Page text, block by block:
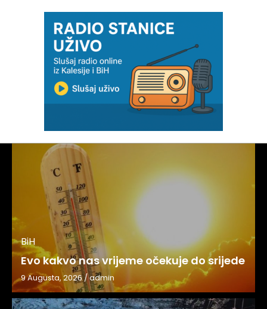
BiH
Evo kakvo nas vrijeme očekuje do srijede
9 Augusta, 2026/admin